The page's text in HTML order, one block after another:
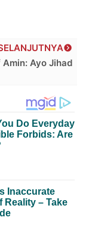
Amin: Ayo Jihad